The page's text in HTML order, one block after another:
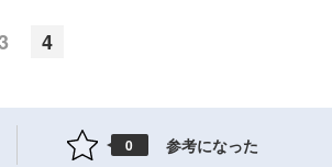
4
0 参考になった